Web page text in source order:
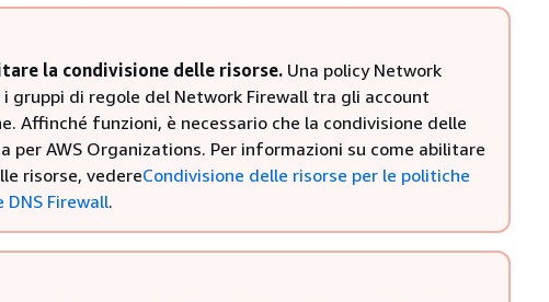
la condivisione delle risorse. Una policy Network
i gruppi di regole del Network Firewall tra gli account
Affinché funzioni, è necessario che la condivisione delle
per AWS Organizations. Per informazioni su come abilitare
risorse, vedereCondivisione delle risorse per le politiche
DNS Firewall.